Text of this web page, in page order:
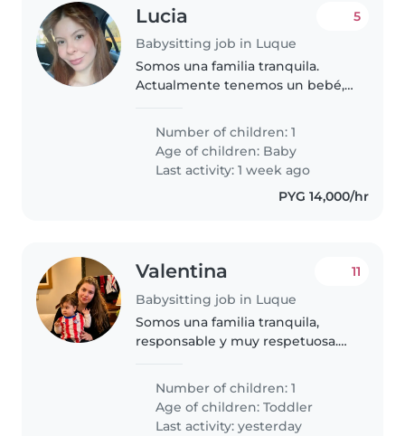
Lucia
Babysitting job in Luque
5
Somos una familia tranquila.
Actualmente tenemos un bebé,
buscamos a alguien responsable,
cariñosa y de confianza para
acompañarnos en sus cuidados.
Number of children: 1
Age of children: Baby
Last activity: 1 week ago
PYG 14,000/hr
Valentina
Babysitting job in Luque
11
Somos una familia tranquila,
responsable y muy respetuosa.
que es muy simpática, juguetona
y bastante activa, por lo que
buscamos a alguien que disfrute..
Number of children: 1
Age of children:Toddler
Last activity: yesterday